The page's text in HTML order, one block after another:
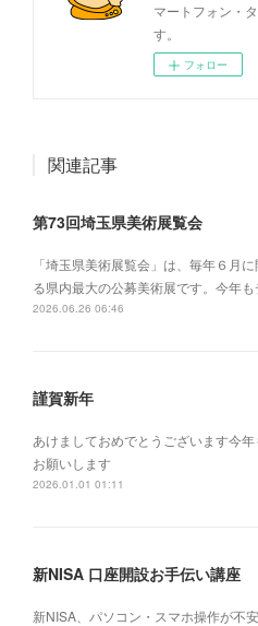
マートフォン・
す。
フォロー
関連記事
第73回埼玉県美術展覧会
「埼玉県美術展覧会」は、毎年６月
る県内最大の公募美術展です。今年も
2026.06.26 06:46
謹賀新年
あけましておめでとうございます今年
お願いします
2026.01.01 01:11
新NISA 口座開設お手伝い講座
新NISA、パソコン・スマホ操作が不